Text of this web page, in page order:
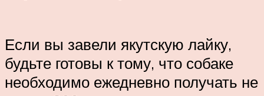
Если вы завели якутскую лайку,
будьте готовы к тому, что собаке
необходимо ежедневно получать не